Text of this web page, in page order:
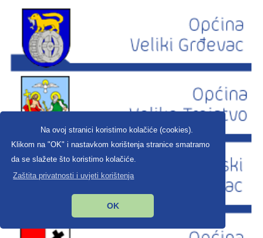
Na ovoj stranici koristimo kolačiće (cookies).
Klikom na "OK" i nastavkom korištenja stranice smatramo
da se slažete što koristimo kolačiće.
Zaštita privatnosti i uvjeti korištenja
OK